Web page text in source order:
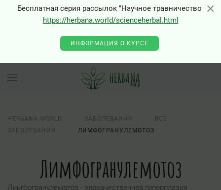
×
Бесплатная серия рассылок "Научное травничество"
https://herbana.world/scienceherbal.html
ИНФОРМАЦИЯ О КУРСЕ
HERBANA.WORLD ЗАБОЛЕВАНИЯ
ВСЕ
ЗАБОЛЕВАНИЯ
ЛИМФОГРАНУЛЕМОТОЗ
Лимфогранулемотоз
Лимфогранулематоз - злокачественная гиперплазия
×